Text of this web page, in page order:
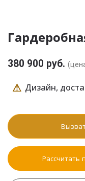
380 900 руб.
⚠ Дизайн,
Рассчитать